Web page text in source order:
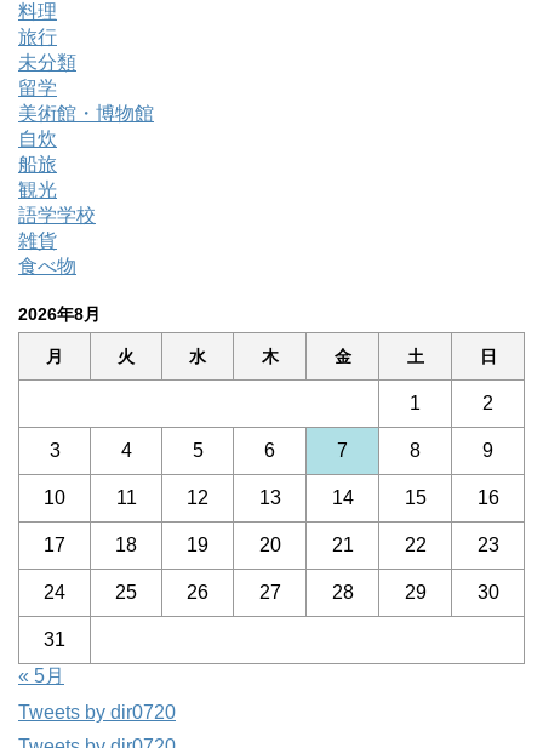
料理
旅行
未分類
留学
美術館・博物館
自炊
船旅
観光
語学学校
雑貨
食べ物
2026年8月
月 火 水 木 金 土 日
1 2
3 4 5 6 7 8 9
10 11 12 13 14 15 16
17 18 19 20 21 22 23
24 25 26 27 28 29 30
31
« 5月
Tweets by dir0720